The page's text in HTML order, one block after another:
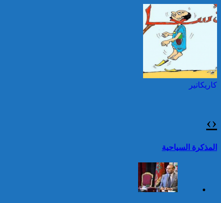
حرائق الغابات : الاتحاد
الأوروبي يعبئ إمكانياته
لدعم فرنسا والبرتغال
بالمناطق الحضرية خلال
بمناسبة عيد العرش المجيد
توقيف شخصين هددا شرطيا
بسكينين خلال محاولة سرقة ليلا
تقرير: 67,7% من الأشخاص في
وضعية إعاقة لم يبلغوا أي مستوى
كاريكاتير
كاريكاتير
‹
›
المذكرة السياحية